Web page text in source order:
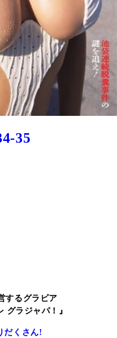
35
するグラビア
グラジャパ！』
だくさん!